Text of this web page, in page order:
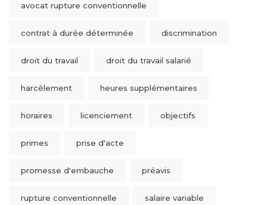
avocat rupture conventionnelle
contrat à durée déterminée discrimination
droit du travail droit du travail salarié
harcèlement heures supplémentaires
horaires licenciement objectifs
primes prise d'acte
promesse d'embauche préavis
rupture conventionnelle salaire variable